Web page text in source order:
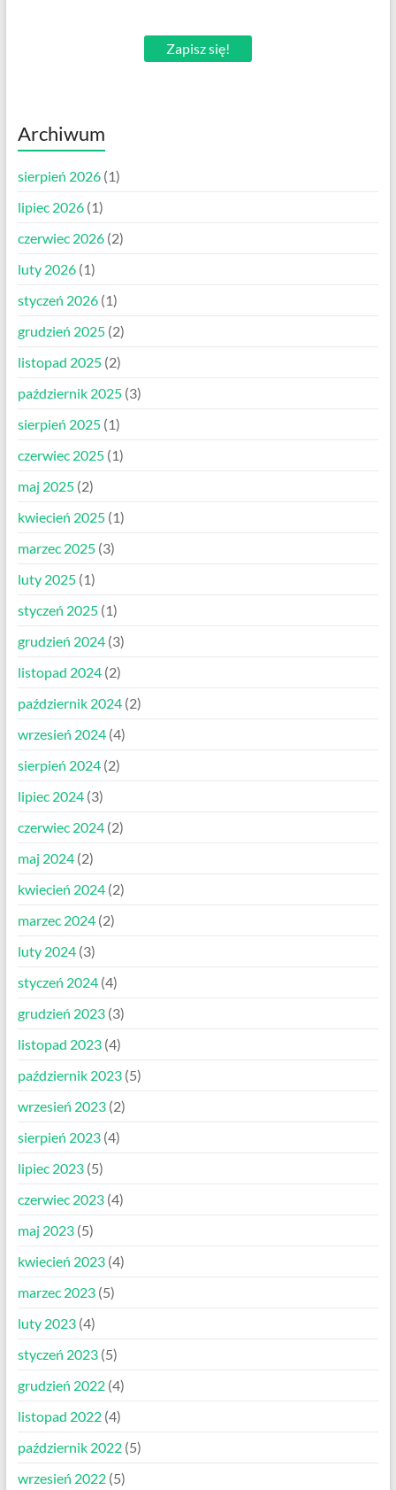
Zapisz się!
Archiwum
sierpień 2026(1)
lipiec 2026(1)
czerwiec 2026(2)
luty 2026(1)
styczeń 2026(1)
grudzień 2025(2)
listopad 2025(2)
październik 2025(3)
sierpień 2025(1)
czerwiec 2025(1)
maj 2025(2)
kwiecień 2025(1)
marzec 2025(3)
luty 2025(1)
styczeń 2025(1)
grudzień 2024(3)
listopad 2024(2)
październik 2024(2)
wrzesień 2024(4)
sierpień 2024(2)
lipiec 2024(3)
czerwiec 2024(2)
maj 2024(2)
kwiecień 2024(2)
marzec 2024(2)
luty 2024(3)
styczeń 2024(4)
grudzień 2023(3)
listopad 2023(4)
październik 2023(5)
wrzesień 2023(2)
sierpień 2023(4)
lipiec 2023(5)
czerwiec 2023(4)
maj 2023(5)
kwiecień 2023(4)
marzec 2023(5)
luty 2023(4)
styczeń 2023(5)
grudzień 2022(4)
listopad 2022(4)
październik 2022(5)
wrzesień 2022(5)